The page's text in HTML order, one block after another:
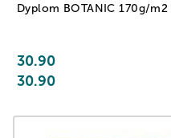
Dyplom BOTANIC 170g/
30.90
30.90